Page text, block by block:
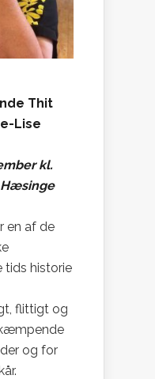
Thit
Lise
kl.
Hæsinge
en af de
tids historie
flittigt og
og for